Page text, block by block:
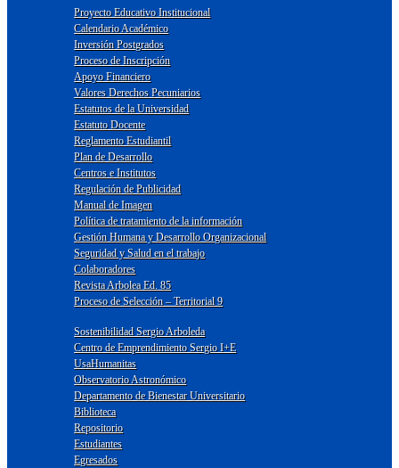
Proyecto Educativo Institucional
Calendario Académico
Inversión Postgrados
Proceso de Inscripción
Apoyo Financiero
Valores Derechos Pecuniarios
Estatutos de la Universidad
Estatuto Docente
Reglamento Estudiantil
Plan de Desarrollo
Centros e Institutos
Regulación de Publicidad
Manual de Imagen
Política de tratamiento de la información
Gestión Humana y Desarrollo Organizacional
Seguridad y Salud en el trabajo
Colaboradores
Revista Arbolea Ed. 85
Proceso de Selección – Territorial 9
Sostenibilidad Sergio Arboleda
Centro de Emprendimiento Sergio I+E
UsaHumanitas
Observatorio Astronómico
Departamento de Bienestar Universitario
Biblioteca
Repositorio
Estudiantes
Egresados